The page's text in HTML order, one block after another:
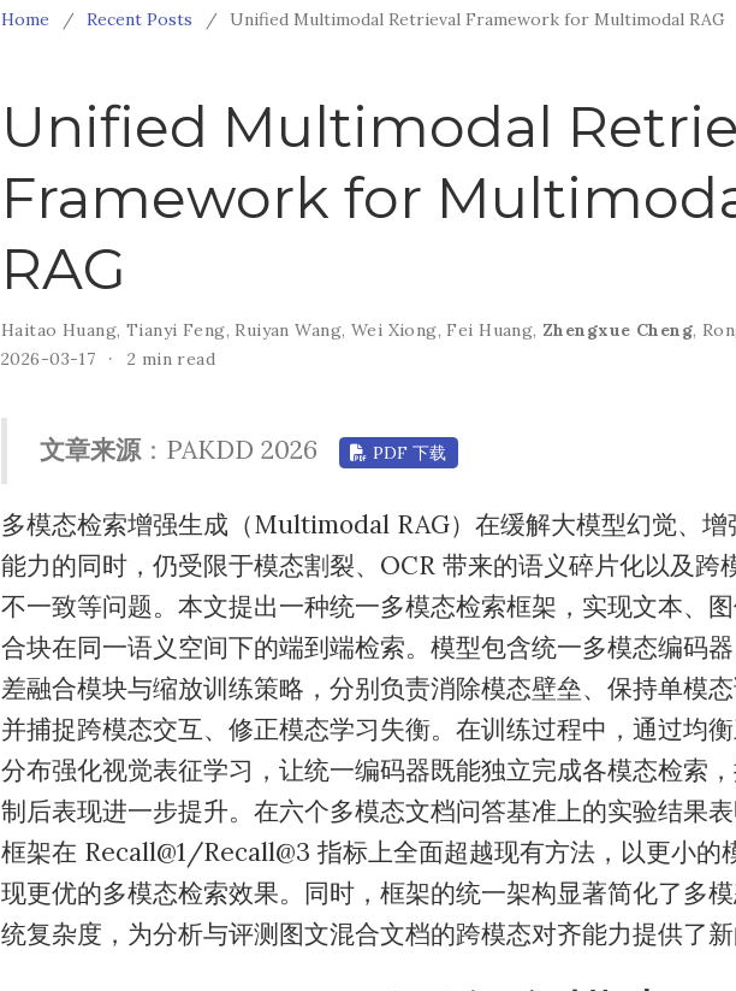
Home Recent Posts Unified Multimodal Retrieval Framework for Multimodal RAG
Unified Multimodal
Framework for
RAG
Haitao Huang, Tianyi Feng, Ruiyan Wang, Wei Xiong, Fei Huang, Zhengxue Cheng,
2026-03-17
2 min read
文章来源：PAKDD 2026 PDF 下载
多模态检索增强生成（Multimodal RAG）在缓解大模型幻觉、增
能力的同时，仍受限于模态割裂、OCR 带来的语义碎片化以及跨
不一致等问题。本文提出一种统一多模态检索框架，实现文本、
合块在同一语义空间下的端到端检索。模型包含统一多模态编码
差融合模块与缩放训练策略，分别负责消除模态壁垒、保持单模
并捕捉跨模态交互、修正模态学习失衡。在训练过程中，通过均
分布强化视觉表征学习，让统一编码器既能独立完成各模态检索
制后表现进一步提升。在六个多模态文档问答基准上的实验结果
框架在 Recall@1/Recall@3 指标上全面超越现有方法，以更小的
现更优的多模态检索效果。同时，框架的统一架构显著简化了多
统复杂度，为分析与评测图文混合文档的跨模态对齐能力提供了新